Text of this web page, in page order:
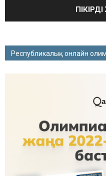
Республикалық онлайн